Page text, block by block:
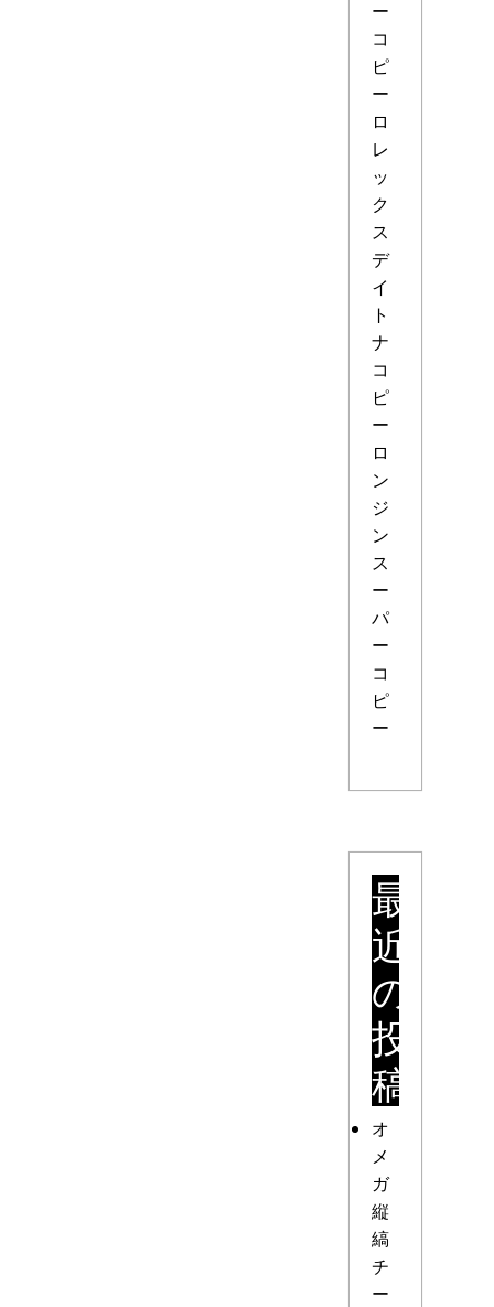
ー
コ
ピ
ー
ロ
レ
ッ
ク
ス
デ
イ
ト
ナ
コ
ピ
ー
ロ
ン
ジ
ン
ス
ー
パ
ー
コ
ピ
ー
最
近
の
投
稿
オ
メ
ガ
縦
縞
チ
ー